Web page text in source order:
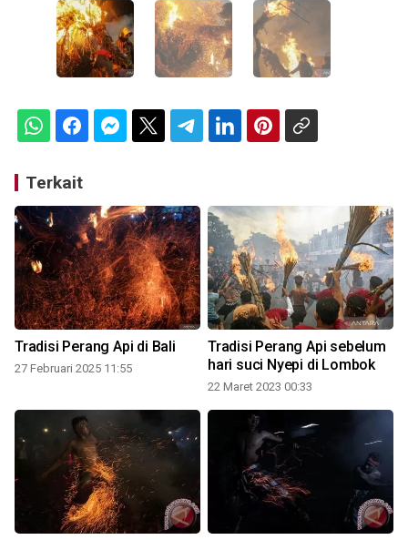
Terkait
Tradisi Perang Api di Bali
27 Februari 2025 11:55
Tradisi Perang Api sebelum
hari suci Nyepi di Lombok
22 Maret 2023 00:33